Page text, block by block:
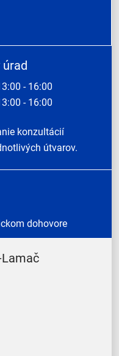
- 16:00
- 16:00
konzultácií
útvarov.
dohovore